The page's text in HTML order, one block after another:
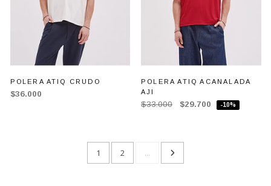
POLERA ATIQ CRUDO
$36.000
POLERA ATIQ ACANALADA
AJI
$33.000 $29.700 -10%
1 2 ...